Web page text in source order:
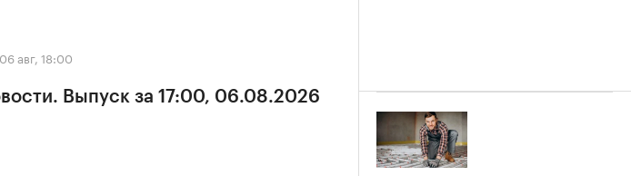
06 авг, 18:00
Выпуск за 17:00, 06.08.2026